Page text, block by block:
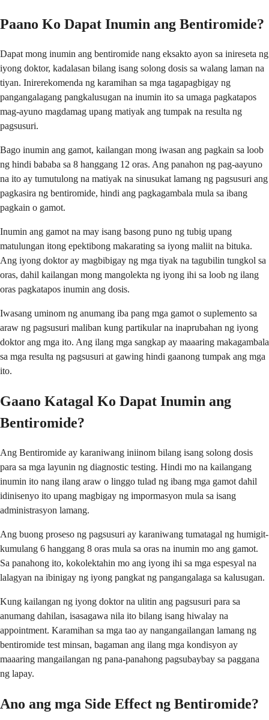
Paano Ko Dapat Inumin ang Bentiromide?
Dapat mong inumin ang bentiromide nang eksakto ayon sa inireseta ng
iyong doktor, kadalasan bilang isang solong dosis sa walang laman na
tiyan. Inirerekomenda ng karamihan sa mga tagapagbigay ng
pangangalagang pangkalusugan na inumin ito sa umaga pagkatapos
mag-ayuno magdamag upang matiyak ang tumpak na resulta ng
pagsusuri.
Bago inumin ang gamot, kailangan mong iwasan ang pagkain sa loob
ng hindi bababa sa 8 hanggang 12 oras. Ang panahon ng pag-aayuno
na ito ay tumutulong na matiyak na sinusukat lamang ng pagsusuri ang
pagkasira ng bentiromide, hindi ang pagkagambala mula sa ibang
pagkain o gamot.
Inumin ang gamot na may isang basong puno ng tubig upang
matulungan itong epektibong makarating sa iyong maliit na bituka.
Ang iyong doktor ay magbibigay ng mga tiyak na tagubilin tungkol sa
oras, dahil kailangan mong mangolekta ng iyong ihi sa loob ng ilang
oras pagkatapos inumin ang dosis.
Iwasang uminom ng anumang iba pang mga gamot o suplemento sa
araw ng pagsusuri maliban kung partikular na inaprubahan ng iyong
doktor ang mga ito. Ang ilang mga sangkap ay maaaring makagambala
sa mga resulta ng pagsusuri at gawing hindi gaanong tumpak ang mga
ito.
Gaano Katagal Ko Dapat Inumin ang
Bentiromide?
Ang Bentiromide ay karaniwang iniinom bilang isang solong dosis
para sa mga layunin ng diagnostic testing. Hindi mo na kailangang
inumin ito nang ilang araw o linggo tulad ng ibang mga gamot dahil
idinisenyo ito upang magbigay ng impormasyon mula sa isang
administrasyon lamang.
Ang buong proseso ng pagsusuri ay karaniwang tumatagal ng humigit-
kumulang 6 hanggang 8 oras mula sa oras na inumin mo ang gamot.
Sa panahong ito, kokolektahin mo ang iyong ihi sa mga espesyal na
lalagyan na ibinigay ng iyong pangkat ng pangangalaga sa kalusugan.
Kung kailangan ng iyong doktor na ulitin ang pagsusuri para sa
anumang dahilan, isasagawa nila ito bilang isang hiwalay na
appointment. Karamihan sa mga tao ay nangangailangan lamang ng
bentiromide test minsan, bagaman ang ilang mga kondisyon ay
maaaring mangailangan ng pana-panahong pagsubaybay sa paggana
ng lapay.
Ano ang mga Side Effect ng Bentiromide?